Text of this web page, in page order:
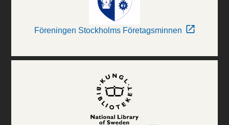
Föreningen Stockholms Företagsminnen